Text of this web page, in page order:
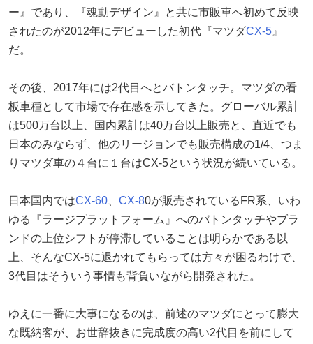
ー』であり、『魂動デザイン』と共に市販車へ初めて反映
されたのが2012年にデビューした初代『マツダCX-5 』
だ。
その後、2017年には2代目へとバトンタッチ。マツダの看
板車種として市場で存在感を示してきた。グローバル累計
は500万台以上、国内累計は40万台以上販売と、直近でも
日本のみならず、他のリージョンでも販売構成の1/4、つま
りマツダ車の４台に１台はCX-5という状況が続いている。
日本国内ではCX-60 CX-80が販売されているFR系、いわ
ゆる『ラージプラットフォーム』へのバトンタッチやブラ
ンドの上位シフトが停滞していることは明らかである以
上、そんなCX-5に退かれてもらっては方々が困るわけで、
3代目はそういう事情も背負いながら開発された。
ゆえに一番に大事になるのは、前述のマツダにとって膨大
な既納客が、お世辞抜きに完成度の高い2代目を前にして